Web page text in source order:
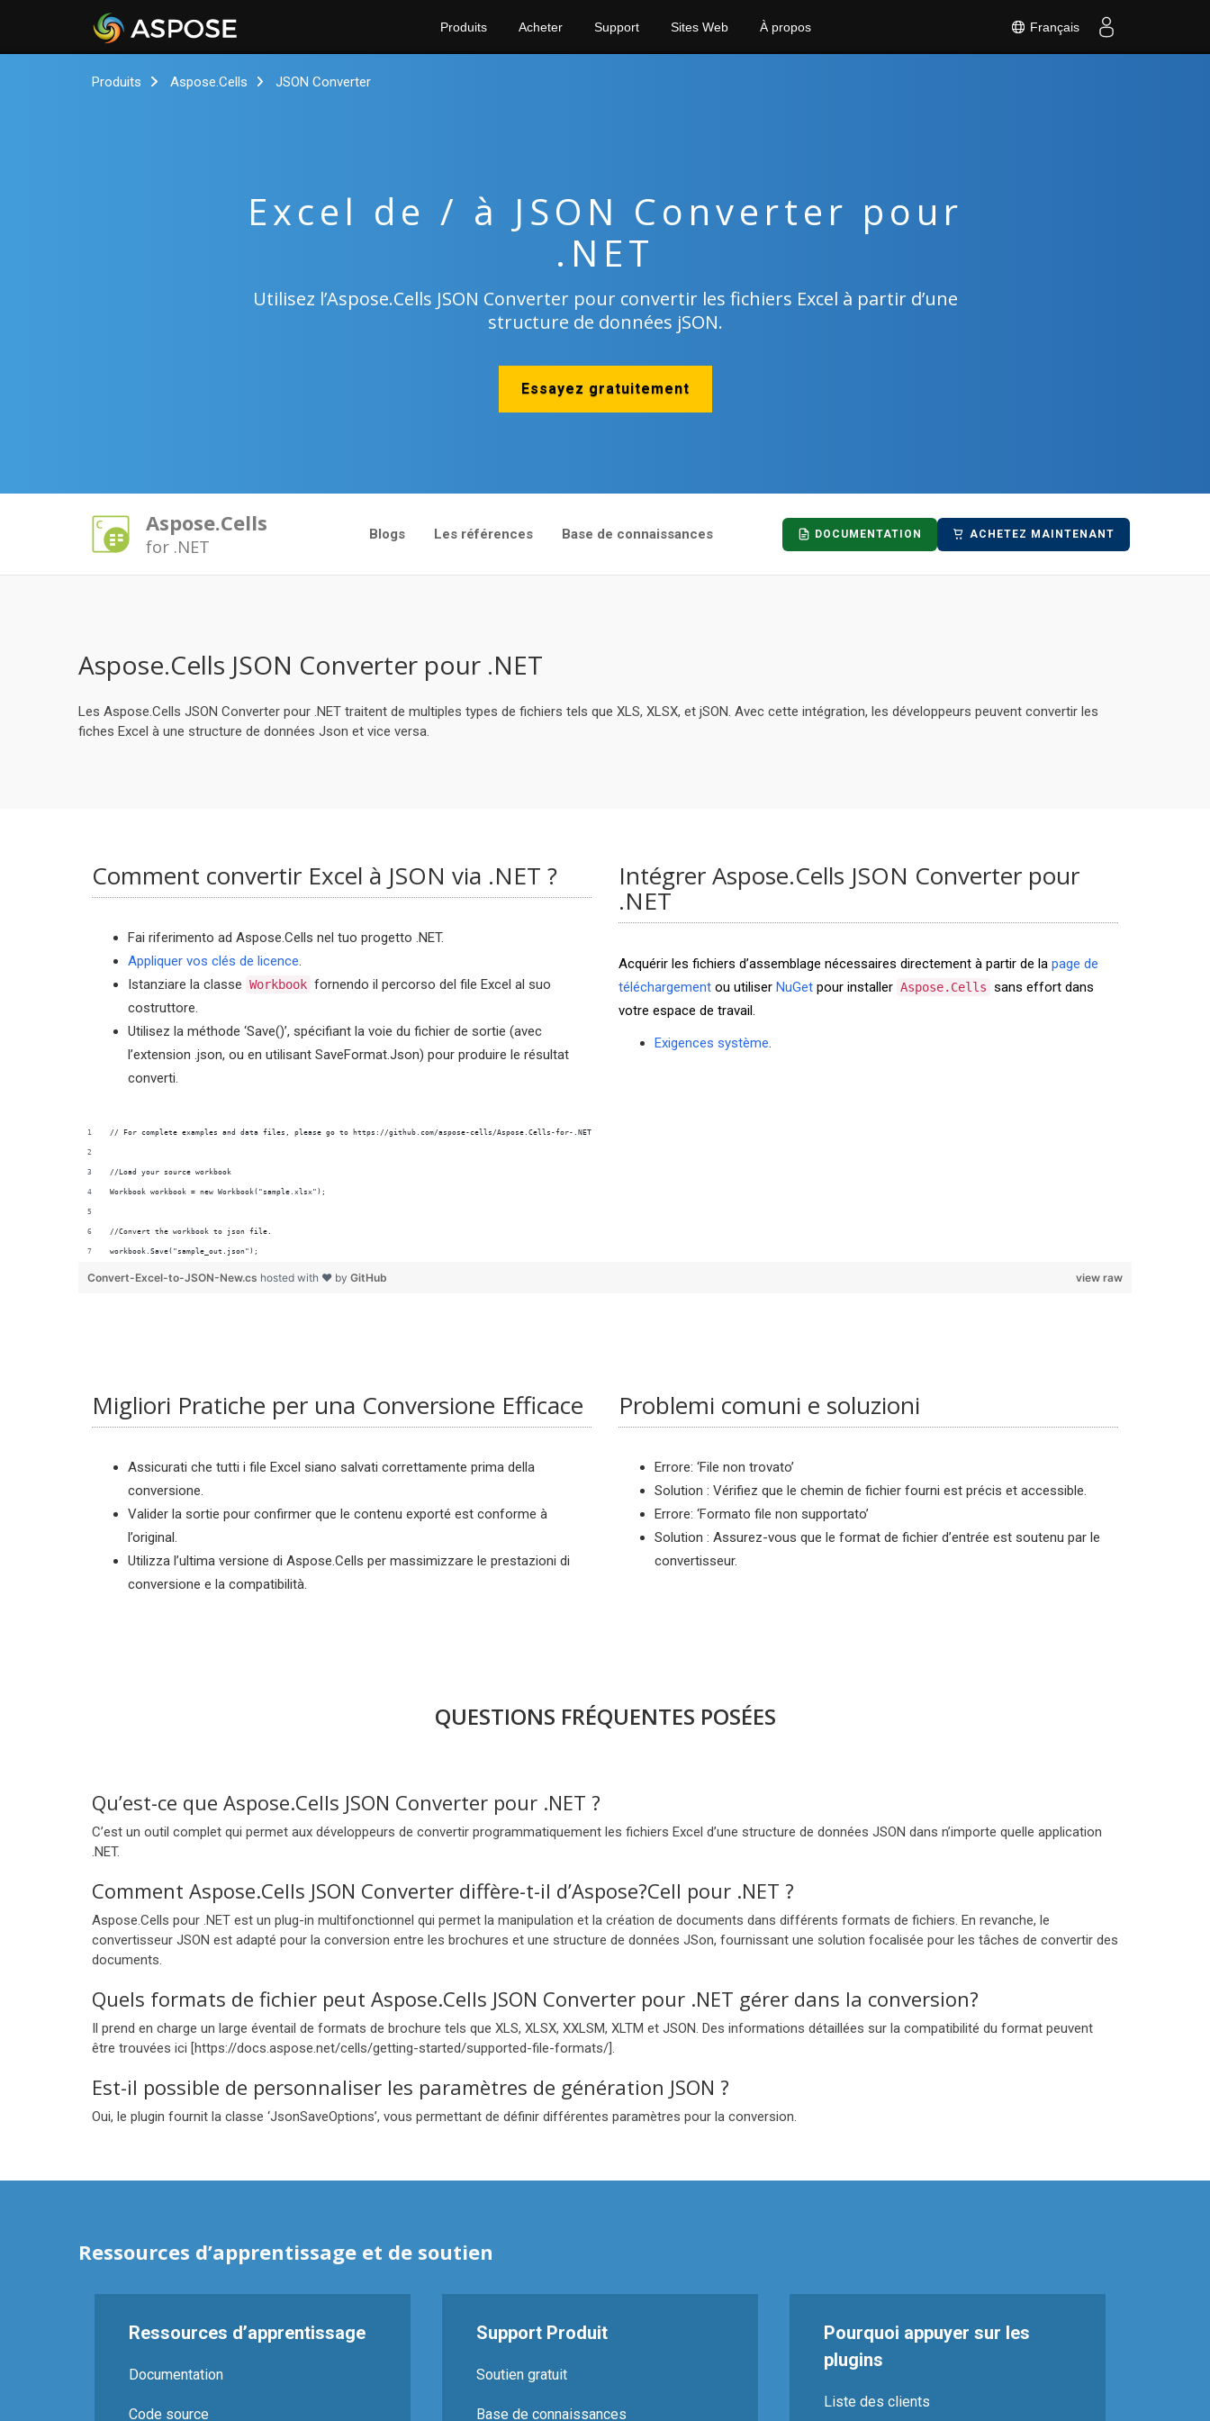
Français
Produits Acheter Support Sites Web À propos
Produits Aspose.Cells JSON Converter
Excel de / à JSON Converter pour
.NET
Utilisez l’Aspose.Cells JSON Converter pour convertir les fichiers Excel à partir d’une
structure de données jSON.
Essayez gratuitement
Aspose.Cells
for .NET
Blogs Les références Base de connaissances DOCUMENTATION ACHETEZ MAINTENANT
Aspose.Cells JSON Converter pour .NET
Les Aspose.Cells JSON Converter pour .NET traitent de multiples types de fichiers tels que XLS, XLSX, et jSON. Avec cette intégration, les développeurs peuvent convertir les
fiches Excel à une structure de données Json et vice versa.
Comment convertir Excel à JSON via .NET ?
Fai riferimento ad Aspose.Cells nel tuo progetto .NET.
Appliquer vos clés de licence.
Istanziare la classe Workbook fornendo il percorso del file Excel al suo
costruttore.
Utilisez la méthode ‘Save()’, spécifiant la voie du fichier de sortie (avec
l’extension .json, ou en utilisant SaveFormat.Json) pour produire le résultat
converti.
Intégrer Aspose.Cells JSON Converter pour
.NET
Acquérir les fichiers d’assemblage nécessaires directement à partir de la page de
téléchargement ou utiliser NuGet pour installer Aspose.Cells sans effort dans
votre espace de travail.
Exigences système.
// For complete examples and data files, please go to https://github.com/aspose-cells/Aspose.Cells-for-.NET
//Load your source workbook
Workbook workbook = new Workbook("sample.xlsx");
//Convert the workbook to json file.
workbook.Save("sample_out.json");
view raw
Convert-Excel-to-JSON-New.cs hosted with ❤ by GitHub
Migliori Pratiche per una Conversione Efficace
Assicurati che tutti i file Excel siano salvati correttamente prima della
conversione.
Valider la sortie pour confirmer que le contenu exporté est conforme à
l’original.
Utilizza l’ultima versione di Aspose.Cells per massimizzare le prestazioni di
conversione e la compatibilità.
Problemi comuni e soluzioni
Errore: ‘File non trovato’
Solution : Vérifiez que le chemin de fichier fourni est précis et accessible.
Errore: ‘Formato file non supportato’
Solution : Assurez-vous que le format de fichier d’entrée est soutenu par le
convertisseur.
QUESTIONS FRÉQUENTES POSÉES
Qu’est-ce que Aspose.Cells JSON Converter pour .NET ?
C’est un outil complet qui permet aux développeurs de convertir programmatiquement les fichiers Excel d’une structure de données JSON dans n’importe quelle application
.NET.
Comment Aspose.Cells JSON Converter diffère-t-il d’Aspose?Cell pour .NET ?
Aspose.Cells pour .NET est un plug-in multifonctionnel qui permet la manipulation et la création de documents dans différents formats de fichiers. En revanche, le
convertisseur JSON est adapté pour la conversion entre les brochures et une structure de données JSon, fournissant une solution focalisée pour les tâches de convertir des
documents.
Quels formats de fichier peut Aspose.Cells JSON Converter pour .NET gérer dans la conversion?
Il prend en charge un large éventail de formats de brochure tels que XLS, XLSX, XXLSM, XLTM et JSON. Des informations détaillées sur la compatibilité du format peuvent
être trouvées ici [https://docs.aspose.net/cells/getting-started/supported-file-formats/].
Est-il possible de personnaliser les paramètres de génération JSON ?
Oui, le plugin fournit la classe ‘JsonSaveOptions’, vous permettant de définir différentes paramètres pour la conversion.
Ressources d’apprentissage et de soutien
Ressources d’apprentissage
Documentation
Code source
Support Produit
Soutien gratuit
Base de connaissances
Pourquoi appuyer sur les
plugins
Liste des clients